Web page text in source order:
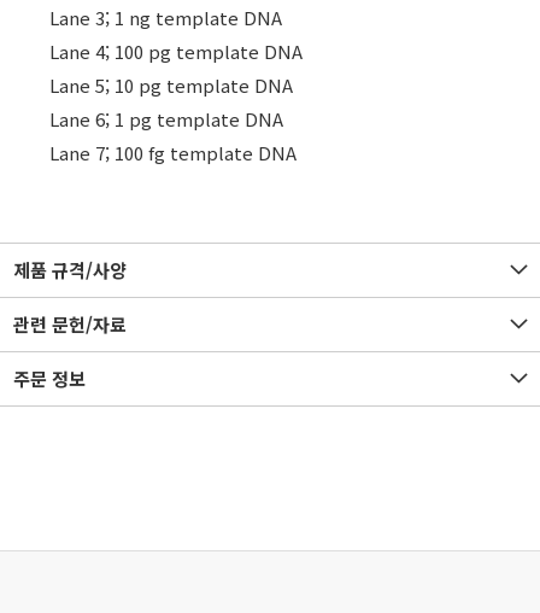
Lane 3; 1 ng template DNA
Lane 4; 100 pg template DNA
Lane 5; 10 pg template DNA
Lane 6; 1 pg template DNA
Lane 7; 100 fg template DNA
제품 규격/사양
관련 문헌/자료
주문 정보